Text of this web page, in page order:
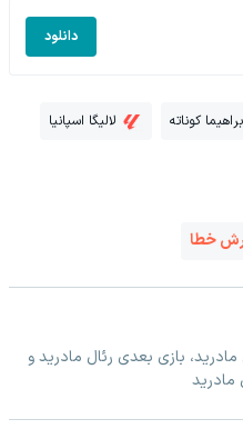
دانلود
کوناته لالیگا اسپانیا
خطا
بازی بعدی رئال مادرید و
مادرید